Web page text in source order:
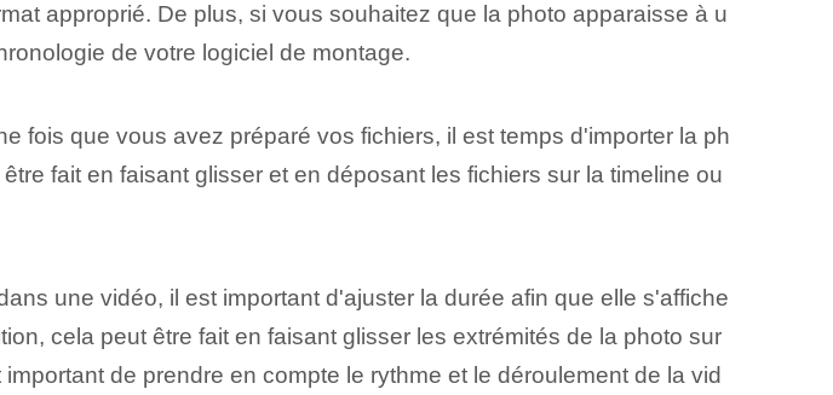
approprié. De plus, si vous souhaitez que la photo apparaisse à u
de votre logiciel de montage.
fois que vous avez préparé vos fichiers, il est temps d'importer la ph
fait en faisant glisser et en déposant les fichiers sur la timeline ou
une vidéo, il est important d'ajuster⁤ la durée⁢ afin que⁤ elle s'affiche
cela peut être fait en faisant glisser les extrémités de la photo sur
de prendre en compte le rythme et le déroulement de la vid